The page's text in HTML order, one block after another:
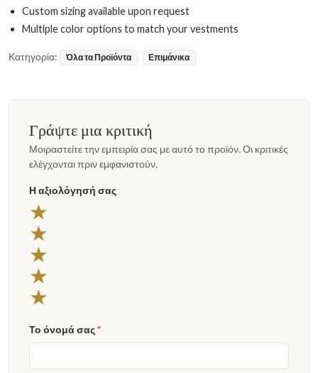
Custom sizing available upon request
Multiple color options to match your vestments
Κατηγορία: Όλα τα Προϊόντα Επιμάνικα
Γράψτε μια κριτική
Μοιραστείτε την εμπειρία σας με αυτό το προϊόν. Οι κριτικές
ελέγχονται πριν εμφανιστούν.
Η αξιολόγησή σας
★
★
★
★
★
Το όνομά σας*